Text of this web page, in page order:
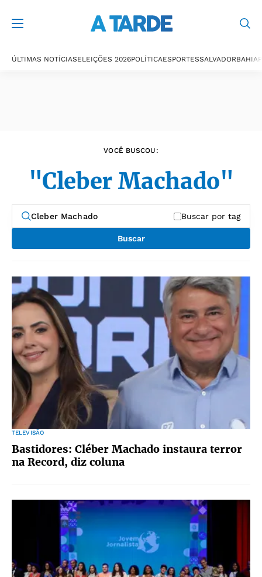
ÚLTIMAS NOTÍCIASELEIÇÕES 2026POLÍTICAESPORTESSALVADORBAHIA
VOCÊ BUSCOU:
"Cleber Machado"
Buscar por tag
Buscar
TELEVISÃO
Bastidores: Cléber Machado instaura terror
na Record, diz coluna